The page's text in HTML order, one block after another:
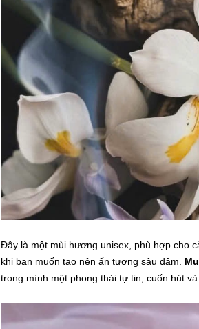
Đây là một mùi hương unisex, phù hợp cho
khi bạn muốn tạo nên ấn tượng sâu đậm.
trong mình một phong thái tự tin, cuốn hút